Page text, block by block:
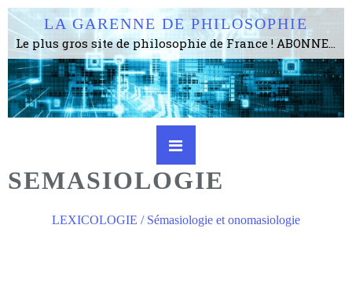
LA GARENNE DE PHILOSOPHIE
Le plus gros site de philosophie de France ! ABONNEZ-VOUS ! 4115 Articles, 1634 abonné·e·s, depuis 2006 . . . . . . . . 2 852 214 pages vues jusqu'à présent. Prestance et être apte à un plus grand nombre de choses.
SEMASIOLOGIE
LEXICOLOGIE / Sémasiologie et onomasiologie